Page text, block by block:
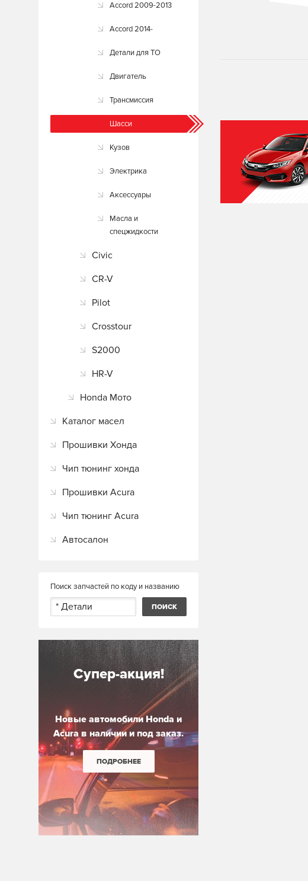
Accord 2009-2013
Accord 2014-
Детали для ТО
Двигатель
Трансмиссия
Шасси
Кузов
Электрика
Аксессуары
Масла и
спецжидкости
Civic
CR-V
Pilot
Crosstour
S2000
HR-V
Honda Мото
Каталог масел
Прошивки Хонда
Чип тюнинг хонда
Прошивки Acura
Чип тюнинг Acura
Автосалон
Поиск запчастей по коду и названию
Супер-акция!
Новые автомобили Honda и
Acura в наличии и под заказ.
ПОДРОБНЕЕ